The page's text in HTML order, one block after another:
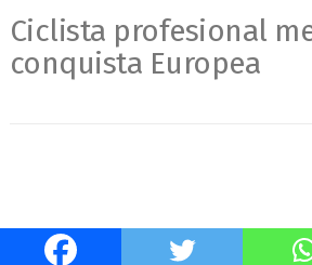
Ciclista profesional
conquista Europea